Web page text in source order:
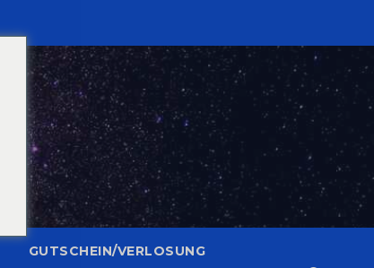
GUTSCHEIN/VERLOSUNG